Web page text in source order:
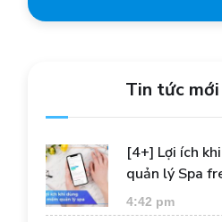
Tin tức
[4+] Lợi ích
quản lý Spa
4:42 pm